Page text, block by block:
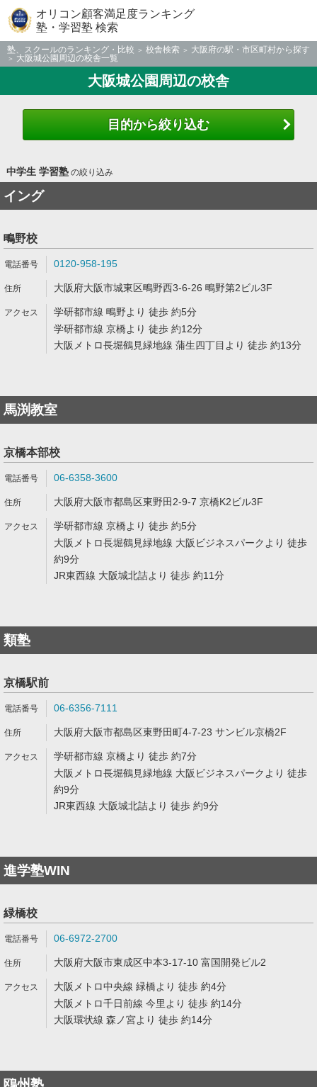
オリコン顧客満足度ランキング
塾・学習塾 検索
塾、スクールのランキング・比較 校舎検索
大阪府の駅・市区町村から探す
大阪城公園周辺の校舎一覧
大阪城公園周辺の校舎
目的から絞り込む
中学生 学習塾の絞り込み
イング
鴫野校
0120-958-195
大阪府大阪市城東区鴫野西3-6-26 鴫野第2ビル3F
学研都市線 鴫野より 徒歩 約5分
学研都市線 京橋より 徒歩 約12分
大阪メトロ長堀鶴見緑地線 蒲生四丁目より 徒歩 約13分
馬渕教室
京橋本部校
06-6358-3600
大阪府大阪市都島区東野田2-9-7 京橋K2ビル3F
学研都市線 京橋より 徒歩 約5分
大阪メトロ長堀鶴見緑地線 大阪ビジネスパークより 徒歩
約9分
JR東西線 大阪城北詰より 徒歩 約11分
類塾
京橋駅前
06-6356-7111
大阪府大阪市都島区東野田町4-7-23 サンビル京橋2F
学研都市線 京橋より 徒歩 約7分
大阪メトロ長堀鶴見緑地線 大阪ビジネスパークより 徒歩
約9分
JR東西線 大阪城北詰より 徒歩 約9分
進学塾WIN
緑橋校
06-6972-2700
大阪府大阪市東成区中本3-17-10 富国開発ビル2
大阪メトロ中央線 緑橋より 徒歩 約4分
大阪メトロ千日前線 今里より 徒歩 約14分
大阪環状線 森ノ宮より 徒歩 約14分